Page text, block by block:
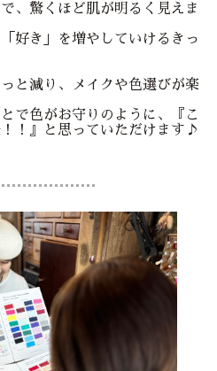
、驚くほど肌が明るく見えま
好き」を増やしていけるきっ
と減り、メイクや色選びが楽
で色がお守りのように、『こ
！』と思っていただけます♪